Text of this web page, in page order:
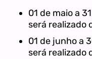
01 de maio a
será realizado
01 de junho a
será realizado